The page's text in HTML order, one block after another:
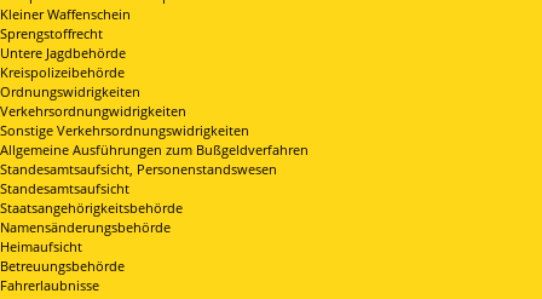
Kleiner Waffenschein
Sprengstoffrecht
Untere Jagdbehörde
Kreispolizeibehörde
Ordnungswidrigkeiten
Verkehrsordnungwidrigkeiten
Sonstige Verkehrsordnungswidrigkeiten
Allgemeine Ausführungen zum Bußgeldverfahren
Standesamtsaufsicht, Personenstandswesen
Standesamtsaufsicht
Staatsangehörigkeitsbehörde
Namensänderungsbehörde
Heimaufsicht
Betreuungsbehörde
Fahrerlaubnisse